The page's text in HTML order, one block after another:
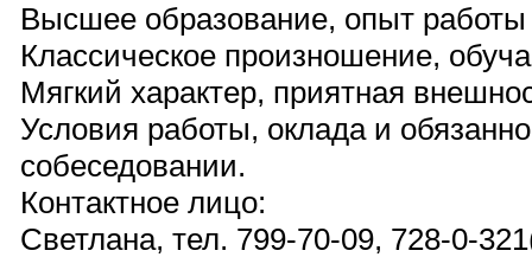
Высшее образование, опыт работы
Классическое произношение,
Мягкий характер, приятная
Условия работы, оклада и
собеседовании.
Контактное лицо:
Светлана, тел. 799-70-09, 728-0-